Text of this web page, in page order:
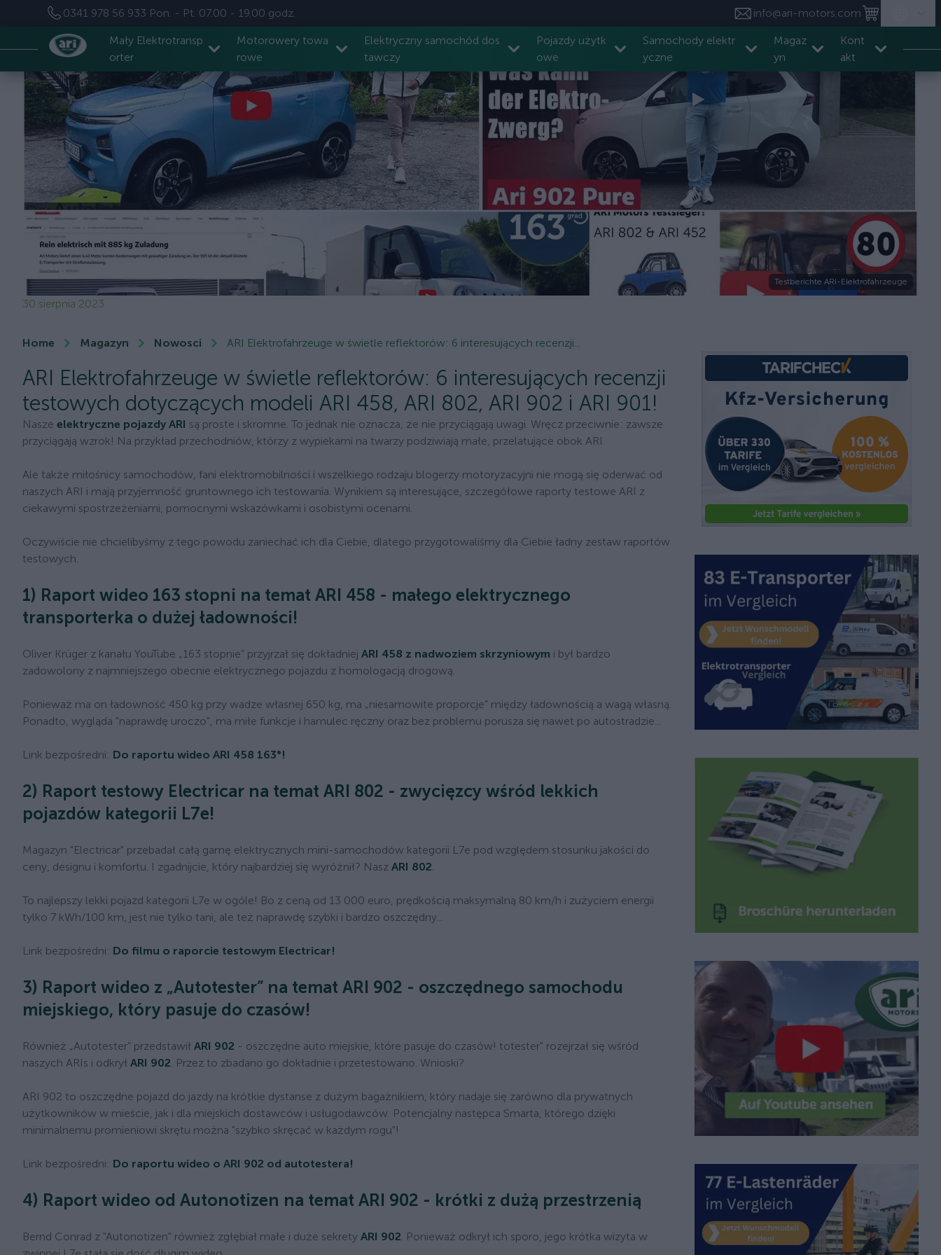
0341 978 56 933 Pon. - Pt. 07.00 - 19.00 godz. info@ari-motors.com
Mały Elektrotransp
orter
Motorowery towa
rowe
Elektryczny samochód dos
tawczy
Pojazdy użytk
owe
Samochody elektr
yczne
Magaz
yn
Kont
akt
Testberichte ARI-Elektrofahrzeuge
30 sierpnia 2023
Home Magazyn Nowosci ARI Elektrofahrzeuge w świetle reflektorów: 6 interesujących recenzji...
ARI Elektrofahrzeuge w świetle reflektorów: 6 interesujących recenzji
testowych dotyczących modeli ARI 458, ARI 802, ARI 902 i ARI 901!
Nasze elektryczne pojazdy ARI są proste i skromne. To jednak nie oznacza, że nie przyciągają uwagi. Wręcz przeciwnie: zawsze
przyciągają wzrok! Na przykład przechodniów, którzy z wypiekami na twarzy podziwiają małe, przelatujące obok ARI.
Ale także miłośnicy samochodów, fani elektromobilności i wszelkiego rodzaju blogerzy motoryzacyjni nie mogą się oderwać od
naszych ARI i mają przyjemność gruntownego ich testowania. Wynikiem są interesujące, szczegółowe raporty testowe ARI z
ciekawymi spostrzeżeniami, pomocnymi wskazówkami i osobistymi ocenami.
Oczywiście nie chcielibyśmy z tego powodu zaniechać ich dla Ciebie, dlatego przygotowaliśmy dla Ciebie ładny zestaw raportów
testowych.
1) Raport wideo 163 stopni na temat ARI 458 - małego elektrycznego
transporterka o dużej ładowności!
Oliver Krüger z kanału YouTube „163 stopnie” przyjrzał się dokładniej ARI 458 z nadwoziem skrzyniowym i był bardzo
zadowolony z najmniejszego obecnie elektrycznego pojazdu z homologacją drogową.
Ponieważ ma on ładowność 450 kg przy wadze własnej 650 kg, ma „niesamowite proporcje” między ładownością a wagą własną.
Ponadto, wygląda "naprawdę uroczo", ma miłe funkcje i hamulec ręczny oraz bez problemu porusza się nawet po autostradzie...
Link bezpośredni: Do raportu wideo ARI 458 163°!
2) Raport testowy Electricar na temat ARI 802 - zwycięzcy wśród lekkich
pojazdów kategorii L7e!
Magazyn "Electricar" przebadał całą gamę elektrycznych mini-samochodów kategorii L7e pod względem stosunku jakości do
ceny, designu i komfortu. I zgadnijcie, który najbardziej się wyróżnił? Nasz ARI 802.
To najlepszy lekki pojazd kategorii L7e w ogóle! Bo z ceną od 13 000 euro, prędkością maksymalną 80 km/h i zużyciem energii
tylko 7 kWh/100 km, jest nie tylko tani, ale też naprawdę szybki i bardzo oszczędny...
Link bezpośredni: Do filmu o raporcie testowym Electricar!
3) Raport wideo z „Autotester” na temat ARI 902 - oszczędnego samochodu
miejskiego, który pasuje do czasów!
Również „Autotester” przedstawił ARI 902 - oszczędne auto miejskie, które pasuje do czasów! totester" rozejrzał się wśród
naszych ARIs i odkrył ARI 902. Przez to zbadano go dokładnie i przetestowano. Wnioski?
ARI 902 to oszczędne pojazd do jazdy na krótkie dystanse z dużym bagażnikiem, który nadaje się zarówno dla prywatnych
użytkowników w mieście, jak i dla miejskich dostawców i usługodawców. Potencjalny następca Smarta, którego dzięki
minimalnemu promieniowi skrętu można "szybko skręcać w każdym rogu"!
Link bezpośredni: Do raportu wideo o ARI 902 od autotestera!
4) Raport wideo od Autonotizen na temat ARI 902 - krótki z dużą przestrzenią
Bernd Conrad z "Autonotizen" również zgłębiał małe i duże sekrety ARI 902. Ponieważ odkrył ich sporo, jego krótka wizyta w